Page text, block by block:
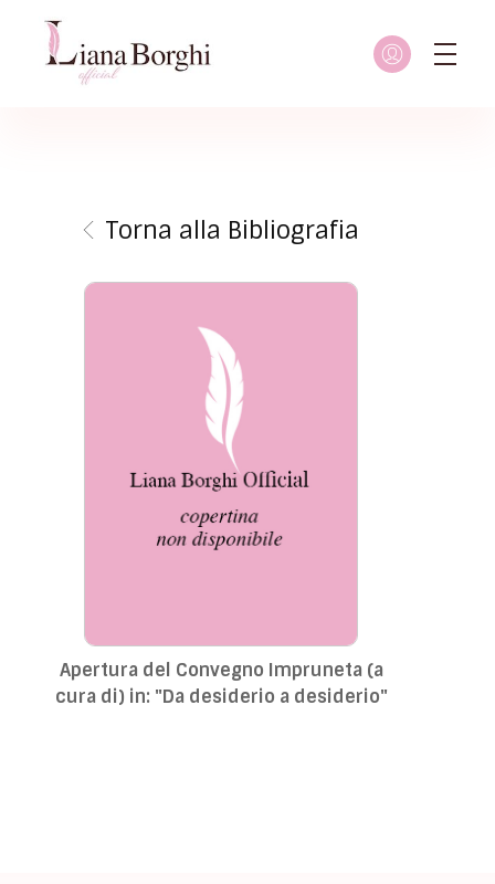
Torna alla Bibliografia
Apertura del Convegno Impruneta (a
cura di) in: "Da desiderio a desiderio"